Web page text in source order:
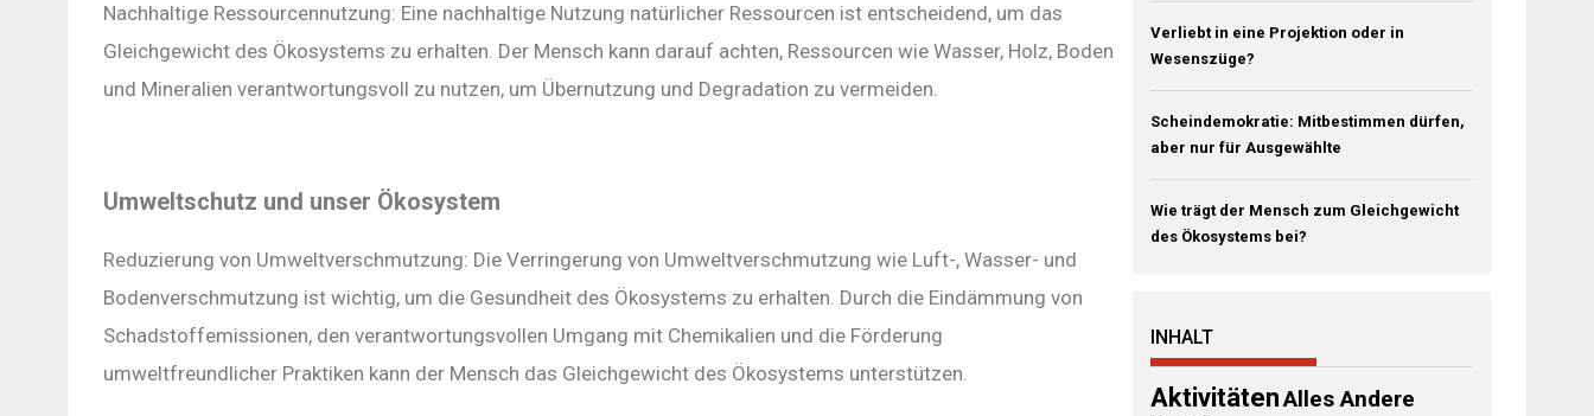
Nachhaltige Ressourcennutzung: Eine nachhaltige Nutzung natürlicher Ressourcen ist entscheidend, um das
Gleichgewicht des Ökosystems zu erhalten. Der Mensch kann darauf achten, Ressourcen wie Wasser, Holz, Boden
und Mineralien verantwortungsvoll zu nutzen, um Übernutzung und Degradation zu vermeiden.
Umweltschutz und unser Ökosystem
Reduzierung von Umweltverschmutzung: Die Verringerung von Umweltverschmutzung wie Luft-, Wasser- und
Bodenverschmutzung ist wichtig, um die Gesundheit des Ökosystems zu erhalten. Durch die Eindämmung von
Schadstoffemissionen, den verantwortungsvollen Umgang mit Chemikalien und die Förderung
umweltfreundlicher Praktiken kann der Mensch das Gleichgewicht des Ökosystems unterstützen.
Verliebt in eine Projektion oder in
Wesenszüge?
Scheindemokratie: Mitbestimmen dürfen,
aber nur für Ausgewählte
Wie trägt der Mensch zum Gleichgewicht
des Ökosystems bei?
INHALT
AktivitätenAlles Andere